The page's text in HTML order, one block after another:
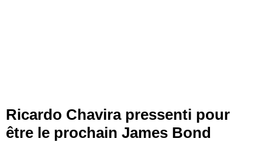
Ricardo Chavira pressenti pour
être le prochain James Bond